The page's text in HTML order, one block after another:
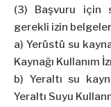
(3) Başvuru için
gerekli izin
a) Yerüstü su
Kaynağı Kullanım
b) Yeraltı su
Yeraltı Suyu